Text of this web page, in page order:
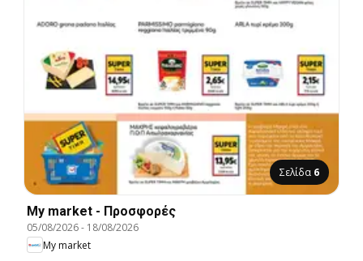
Σελίδα 6
My market - Προσφορές
05/08/2026- 18/08/2026
My market